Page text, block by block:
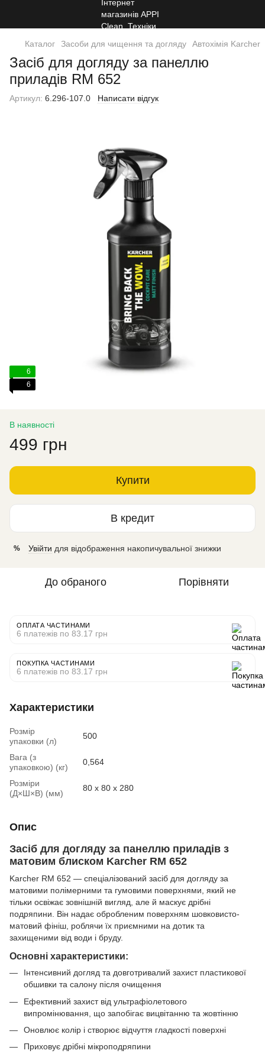
Каталог Засоби для чищення та догляду Автохімія Karcher
Засіб для догляду за панеллю
приладів RM 652
Артикул: 6.296-107.0 Написати відгук
6
6
В наявності
499 грн
Купити
В кредит
% Увійти для відображення накопичувальної знижки
До обраного Порівняти
ОПЛАТА ЧАСТИНАМИ
6 платежів по 83.17 грн
ПОКУПКА ЧАСТИНАМИ
6 платежів по 83.17 грн
Характеристики
Розмір
упаковки (л)
500
Вага (з
упаковкою) (кг)
0,564
Розміри
(Д×Ш×В) (мм)
80 x 80 x 280
Опис
Засіб для догляду за панеллю приладів з
матовим блиском Karcher RM 652
Karcher RM 652 — спеціалізований засіб для догляду за
матовими полімерними та гумовими поверхнями, який не
тільки освіжає зовнішній вигляд, але й маскує дрібні
подряпини. Він надає обробленим поверхням шовковисто-
матовий фініш, роблячи їх приємними на дотик та
захищеними від води і бруду.
Основні характеристики:
Інтенсивний догляд та довготривалий захист пластикової
обшивки та салону після очищення
Ефективний захист від ультрафіолетового
випромінювання, що запобігає вицвітанню та жовтінню
Оновлює колір і створює відчуття гладкості поверхні
Приховує дрібні мікроподряпини